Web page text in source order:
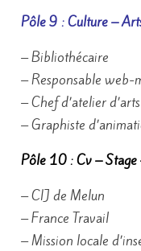
Pôle 9 : Culture –
– Bibliothécaire
– Responsable web-
– Chef d’atelier d’arts
– Graphiste
Pôle 10 : Cv –
– CIJ de Melun
– France Travail
– Mission locale